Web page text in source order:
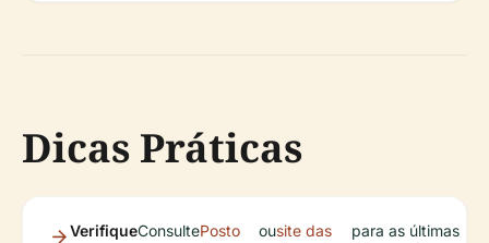
Dicas Práticas
VerifiqueConsultePosto
ousite das
para as últimas